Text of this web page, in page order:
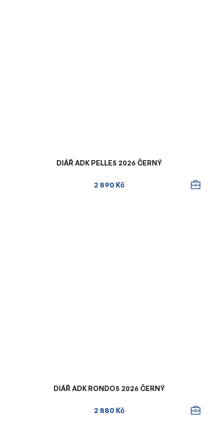
DIÁŘ ADK PELLE5 2026 ČERNÝ
2 890 Kč
DIÁŘ ADK RONDO5 2026 ČERNÝ
2 880 Kč